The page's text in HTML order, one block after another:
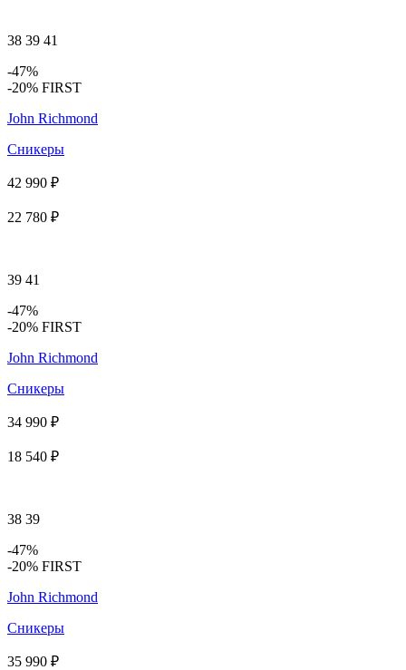
38 39 41
-47%
-20% FIRST
John Richmond
Сникеры
42 990 ₽
22 780 ₽
39 41
-47%
-20% FIRST
John Richmond
Сникеры
34 990 ₽
18 540 ₽
38 39
-47%
-20% FIRST
John Richmond
Сникеры
35 990 ₽